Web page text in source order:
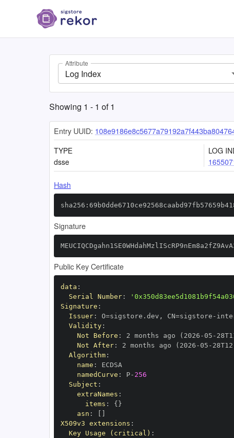
Attribute
Log Index
Showing 1 - 1 of1
Entry UUID:
TYPE
dsse
LOG
Hash
Signature
Public Key Certificate
data :
Serial Number:
Signature :
Issuer: O=sigstore.dev , CN=sigstore -
Validity:
Not Before : 2 months ago (2026 -05 -
Not After: 2 months ago (2026 -05 - 28T12
Algorithm:
name :
namedCurve : P- 256
Subject :
extraNames :
items : { }
asn :
X509v3 extensions :
Key Usage (critical) :